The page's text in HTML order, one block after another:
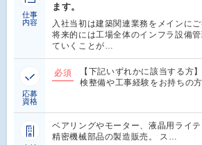
仕事
内容
ます。
入社当初は建築関連業務をメインに
将来的には工場全体のインフラ設備
ていくことが…
応募
資格
必須
【下記いずれかに該当する方
検整備や工事経験をお持ちの
ベアリングやモーター、液晶用ライテ
精密機械部品の製造販売。 ス…